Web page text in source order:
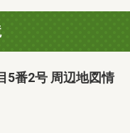
5番2号 周辺地図情